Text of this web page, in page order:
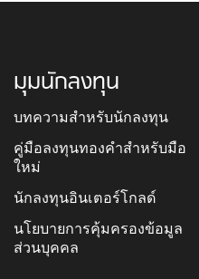
มุมนักลงทุน
บทความสำหรับนักลงทุน
คู่มือลงทุนทองคำสำหรับมือ
ใหม่
นักลงทุนอินเตอร์โกลด์
นโยบายการคุ้มครองข้อมูล
ส่วนบุคคล